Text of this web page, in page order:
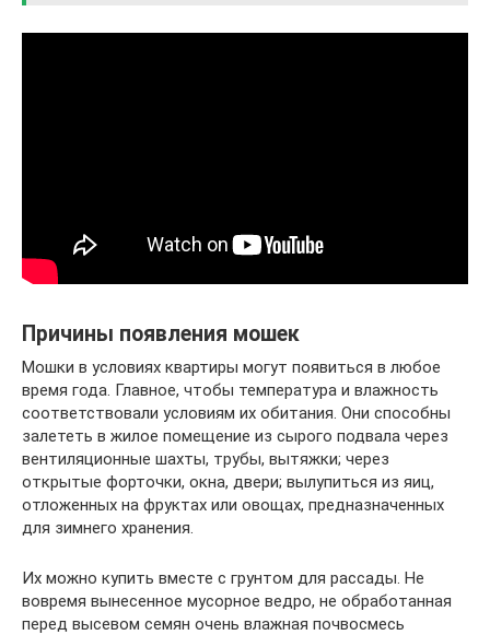
Причины появления мошек
Мошки в условиях квартиры могут появиться в любое
время года. Главное, чтобы температура и влажность
соответствовали условиям их обитания. Они способны
залететь в жилое помещение из сырого подвала через
вентиляционные шахты, трубы, вытяжки; через
открытые форточки, окна, двери; вылупиться из яиц,
отложенных на фруктах или овощах, предназначенных
для зимнего хранения.
Их можно купить вместе с грунтом для рассады. Не
вовремя вынесенное мусорное ведро, не обработанная
перед высевом семян очень влажная почвосмесь